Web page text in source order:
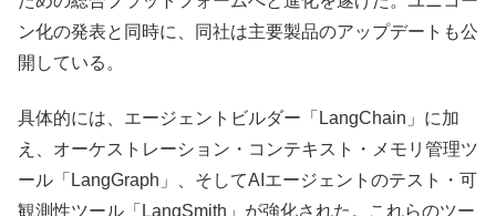
ン化の発表と同時に、同社は主要製品のアップデートも公
開している。
具体的には、エージェントビルダー「LangChain」に加
え、オーケストレーション・コンテキスト・メモリ管理ツ
ール「LangGraph」、そしてAIエージェントのテスト・可
観測性ツール「LangSmith」が強化された。これらのツー